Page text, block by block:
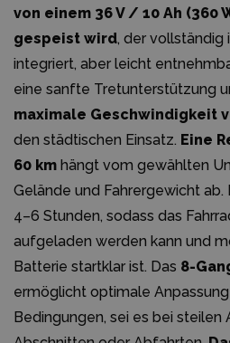
von einem 36 V / 10 Ah (360
gespeist wird, der vollständig
integriert, aber leicht
eine sanfte Tretunterstützung
maximale Geschwindigkeit
den städtischen Einsatz. Eine
60 km hängt vom gewählten
Gelände und Fahrergewicht ab.
4–6 Stunden, sodass das
aufgeladen werden kann und
Batterie startklar ist. Das 8-
ermöglicht optimale
Bedingungen, sei es bei steilen